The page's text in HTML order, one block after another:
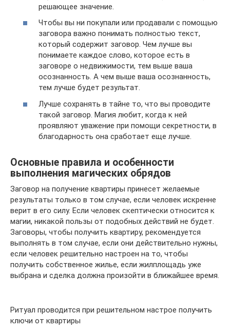
решающее значение.
Чтобы вы ни покупали или продавали с помощью
заговора важно понимать полностью текст,
который содержит заговор. Чем лучше вы
понимаете каждое слово, которое есть в
заговоре о недвижимости, тем выше ваша
осознанность. А чем выше ваша осознанность,
тем лучше будет результат.
Лучше сохранять в тайне то, что вы проводите
такой заговор. Магия любит, когда к ней
проявляют уважение при помощи секретности, в
благодарность она сработает еще лучше.
Основные правила и особенности
выполнения магических обрядов
Заговор на получение квартиры принесет желаемые
результаты только в том случае, если человек искренне
верит в его силу. Если человек скептически относится к
магии, никакой пользы от подобных действий не будет.
Заговоры, чтобы получить квартиру, рекомендуется
выполнять в том случае, если они действительно нужны,
если человек решительно настроен на то, чтобы
получить собственное жилье, если жилплощадь уже
выбрана и сделка должна произойти в ближайшее время.
Ритуал проводится при решительном настрое получить
ключи от квартиры